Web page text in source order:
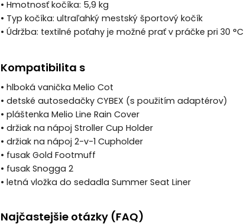
• Hmotnosť kočíka: 5,9 kg
• Typ kočíka: ultraľahký mestský športový kočík
• Údržba: textilné poťahy je možné prať v práčke pri 30 °C
Kompatibilita s
• hlboká vanička Melio Cot
• detské autosedačky CYBEX (s použitím adaptérov)
• pláštenka Melio Line Rain Cover
• držiak na nápoj Stroller Cup Holder
• držiak na nápoj 2-v-1 Cupholder
• fusak Gold Footmuff
• fusak Snogga 2
• letná vložka do sedadla Summer Seat Liner
Najčastejšie otázky (FAQ)